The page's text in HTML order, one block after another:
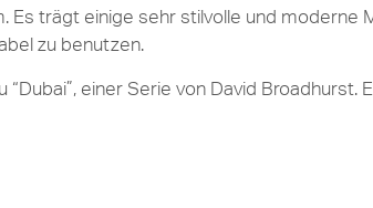
Es trägt einige sehr stilvolle und moderne
zu benutzen.
einer Serie von David